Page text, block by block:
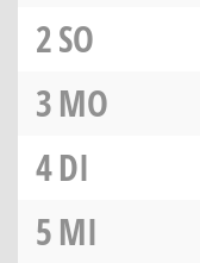
2SO
3MO
4DI
5MI